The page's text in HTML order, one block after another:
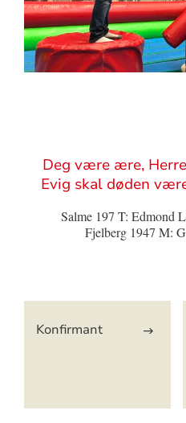
Sitat
Deg være ære,
Evig skal døden
Salme 197 T: Edmond
Fjelberg 1947 M:
Konfirmant